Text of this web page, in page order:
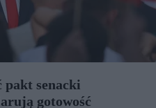
pakt senacki
gotowość